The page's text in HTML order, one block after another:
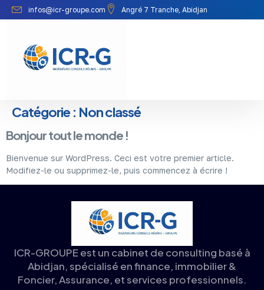
infos@icr-groupe.com Angré 7 Tranche, Abidjan
Catégorie : Non classé
Bonjour tout le monde !
Bienvenue sur WordPress. Ceci est votre premier article.
Modifiez-le ou supprimez-le, puis commencez à écrire !
ICR-GROUPE est un cabinet de consulting basé à
Abidjan, spécialisé en finance, immobilier &
Foncier, Assurance, et services professionnels.